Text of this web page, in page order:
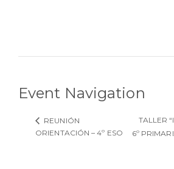
Event Navigation
REUNIÓN
ORIENTACIÓN – 4º ESO
TALLER
6º